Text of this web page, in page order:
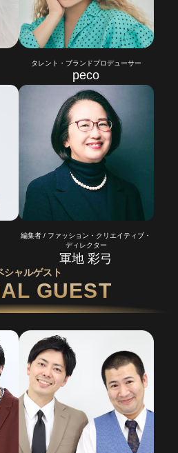
タレント・ブランドプロデューサー
peco
編集者 / ファッション・クリエイティブ・
ディレクター
軍地 彩弓
シャルゲスト
GUEST